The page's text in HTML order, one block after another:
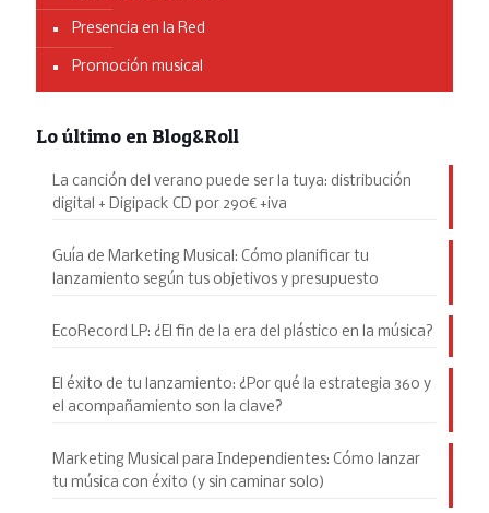
Presencia en la Red
Promoción musical
Lo último en Blog&Roll
La canción del verano puede ser la tuya: distribución
digital + Digipack CD por 290€ +iva
Guía de Marketing Musical: Cómo planificar tu
lanzamiento según tus objetivos y presupuesto
EcoRecord LP: ¿El fin de la era del plástico en la música?
El éxito de tu lanzamiento: ¿Por qué la estrategia 360 y
el acompañamiento son la clave?
Marketing Musical para Independientes: Cómo lanzar
tu música con éxito (y sin caminar solo)